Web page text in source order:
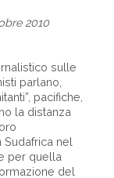
2010
sulle
parlano,
pacifiche,
la distanza
nel
per quella
del